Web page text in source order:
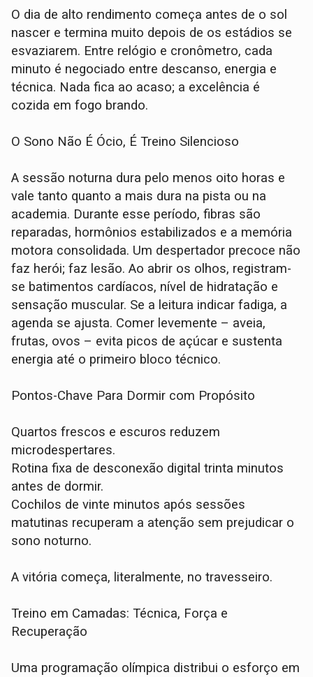
O dia de alto rendimento começa antes de o sol
nascer e termina muito depois de os estádios se
esvaziarem. Entre relógio e cronômetro, cada
minuto é negociado entre descanso, energia e
técnica. Nada fica ao acaso; a excelência é
cozida em fogo brando.
O Sono Não É Ócio, É Treino Silencioso
A sessão noturna dura pelo menos oito horas e
vale tanto quanto a mais dura na pista ou na
academia. Durante esse período, fibras são
reparadas, hormônios estabilizados e a memória
motora consolidada. Um despertador precoce não
faz herói; faz lesão. Ao abrir os olhos, registram-
se batimentos cardíacos, nível de hidratação e
sensação muscular. Se a leitura indicar fadiga, a
agenda se ajusta. Comer levemente – aveia,
frutas, ovos – evita picos de açúcar e sustenta
energia até o primeiro bloco técnico.
Pontos-Chave Para Dormir com Propósito
Quartos frescos e escuros reduzem
microdespertares.
Rotina fixa de desconexão digital trinta minutos
antes de dormir.
Cochilos de vinte minutos após sessões
matutinas recuperam a atenção sem prejudicar o
sono noturno.
A vitória começa, literalmente, no travesseiro.
Treino em Camadas: Técnica, Força e
Recuperação
Uma programação olímpica distribui o esforço em